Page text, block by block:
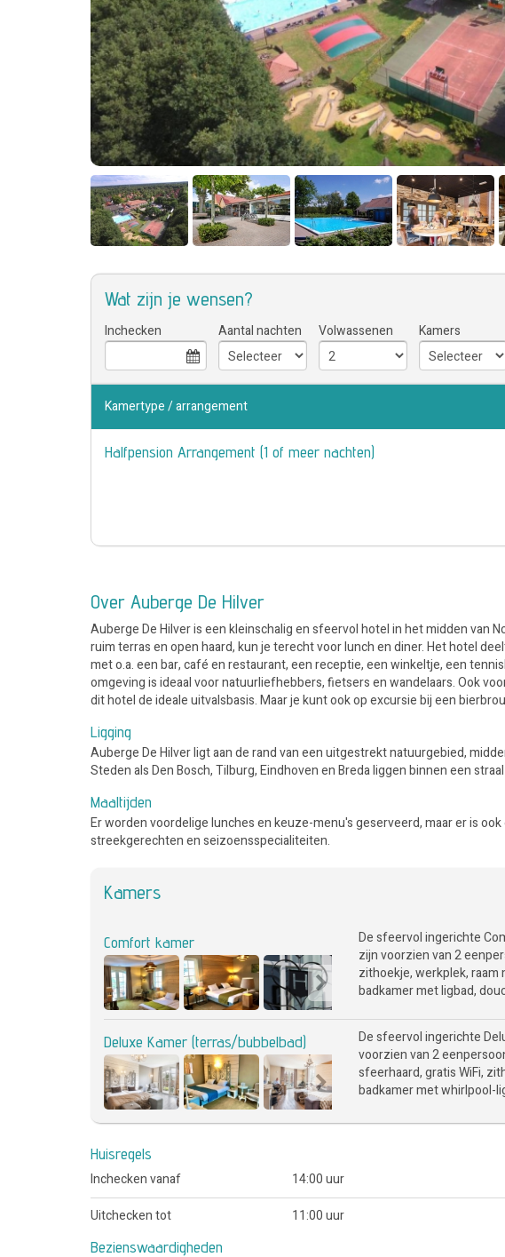
Wat zijn je wensen?
Inchecken Aantal nachten Volwassenen Kamers
Kamertype / arrangement
Halfpension Arrangement (1 of meer nachten)
Over Auberge De Hilver
Auberge De Hilver is een kleinschalig en sfeervol hotel in het midden van
ruim terras en open haard, kun je terecht voor lunch en diner. Het hotel
met o.a. een bar, café en restaurant, een receptie, een winkeltje, een
omgeving is ideaal voor natuurliefhebbers, fietsers en wandelaars. Ook
dit hotel de ideale uitvalsbasis. Maar je kunt ook op excursie bij een
Ligging
Auberge De Hilver ligt aan de rand van een uitgestrekt natuurgebied,
Steden als Den Bosch, Tilburg, Eindhoven en Breda liggen binnen een
Maaltijden
Er worden voordelige lunches en keuze-menu's geserveerd, maar er is
streekgerechten en seizoensspecialiteiten.
Kamers
Comfort kamer
De sfeervol ingerichte
zijn voorzien van 2
zithoekje, werkplek, raam
badkamer met ligbad,
Deluxe Kamer (terras/bubbelbad)
De sfeervol ingerichte
voorzien van 2
sfeerhaard, gratis WiFi,
badkamer met whirlpool-
Huisregels
Inchecken vanaf
14:00 uur
Uitchecken tot
11:00 uur
Bezienswaardigheden